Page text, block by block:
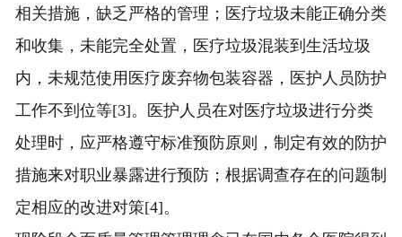
相关措施，缺乏严格的管理；医疗垃圾未能正确分类
和收集，未能完全处置，医疗垃圾混装到生活垃圾
内，未规范使用医疗废弃物包装容器，医护人员防护
工作不到位等[3]。医护人员在对医疗垃圾进行分类
处理时，应严格遵守标准预防原则，制定有效的防护
措施来对职业暴露进行预防；根据调查存在的问题制
定相应的改进对策[4]。